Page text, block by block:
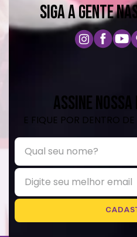
SIGA A GENTE
ASSINE
E FIQUE POR DENTRO